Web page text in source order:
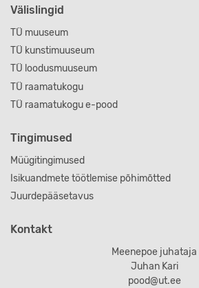
Välislingid
TÜ muuseum
TÜ kunstimuuseum
TÜ loodusmuuseum
TÜ raamatukogu
TÜ raamatukogu e-pood
Tingimused
Müügitingimused
Isikuandmete töötlemise põhimõtted
Juurdepääsetavus
Kontakt
Meenepoe juhataja
Juhan Kari
pood@ut.ee